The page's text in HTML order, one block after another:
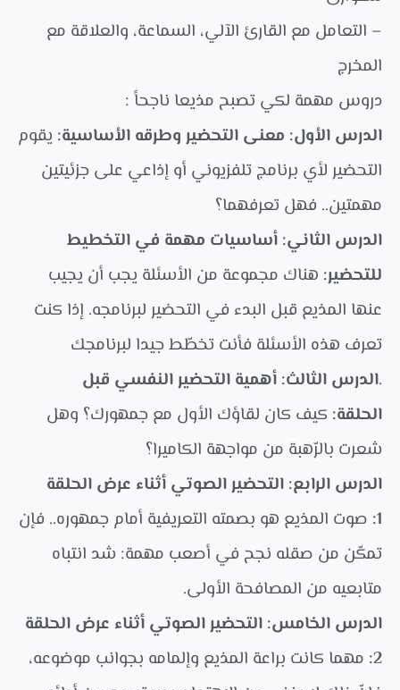
– التعامل مع القارئ الآلي، السماعة، والعلاقة مع
المخرج
دروس مهمة لكي تصبح مذيعا ناجحاً :
الدرس الأول: معنى التحضير وطرقه الأساسية: يقوم
التحضير لأي برنامج تلفزيوني أو إذاعي على جزئيتين
مهمتين.. فهل تعرفهما؟
الدرس الثاني: أساسيات مهمة في التخطيط
للتحضير: هناك مجموعة من الأسئلة يجب أن يجيب
عنها المذيع قبل البدء في التحضير لبرنامجه. إذا كنت
تعرف هذه الأسئلة فأنت تخطّط جيدا لبرنامجك
.الدرس الثالث: أهمية التحضير النفسي قبل
الحلقة: كيف كان لقاؤك الأول مع جمهورك؟ وهل
شعرت بالرّهبة من مواجهة الكاميرا؟
الدرس الرابع: التحضير الصوتي أثناء عرض الحلقة
1: صوت المذيع هو بصمته التعريفية أمام جمهوره.. فإن
تمكّن من صقله نجح في أصعب مهمة: شد انتباه
متابعيه من المصافحة الأولى.
الدرس الخامس: التحضير الصوتي أثناء عرض الحلقة
2: مهما كانت براعة المذيع وإلمامه بجوانب موضوعه،